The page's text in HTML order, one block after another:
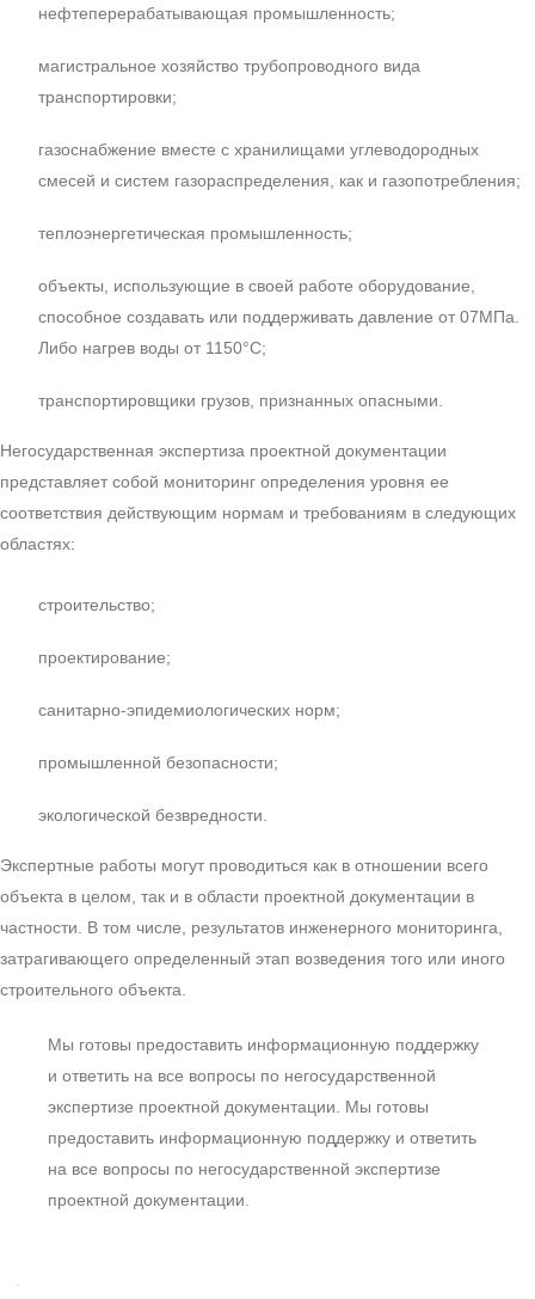
нефтеперерабатывающая промышленность;
магистральное хозяйство трубопроводного вида
транспортировки;
газоснабжение вместе с хранилищами углеводородных
смесей и систем газораспределения, как и газопотребления;
теплоэнергетическая промышленность;
объекты, использующие в своей работе оборудование,
способное создавать или поддерживать давление от 07МПа.
Либо нагрев воды от 1150°С;
транспортировщики грузов, признанных опасными.
Негосударственная экспертиза проектной документации
представляет собой мониторинг определения уровня ее
соответствия действующим нормам и требованиям в следующих
областях:
строительство;
проектирование;
санитарно-эпидемиологических норм;
промышленной безопасности;
экологической безвредности.
Экспертные работы могут проводиться как в отношении всего
объекта в целом, так и в области проектной документации в
частности. В том числе, результатов инженерного мониторинга,
затрагивающего определенный этап возведения того или иного
строительного объекта.
Мы готовы предоставить информационную поддержку
и ответить на все вопросы по негосударственной
экспертизе проектной документации. Мы готовы
предоставить информационную поддержку и ответить
на все вопросы по негосударственной экспертизе
проектной документации.